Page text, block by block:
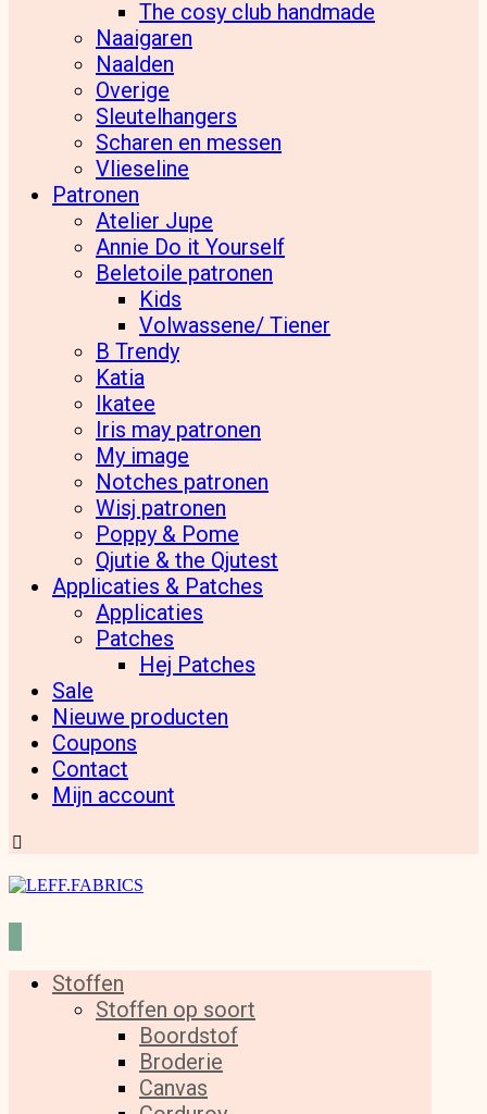
The cosy club handmade
Naaigaren
Naalden
Overige
Sleutelhangers
Scharen en messen
Vlieseline
Patronen
Atelier Jupe
Annie Do it Yourself
Beletoile patronen
Kids
Volwassene/ Tiener
B Trendy
Katia
Ikatee
Iris may patronen
My image
Notches patronen
Wisj patronen
Poppy & Pome
Qjutie & the Qjutest
Applicaties & Patches
Applicaties
Patches
Hej Patches
Sale
Nieuwe producten
Coupons
Contact
Mijn account
Stoffen
Stoffen op soort
Boordstof
Broderie
Canvas